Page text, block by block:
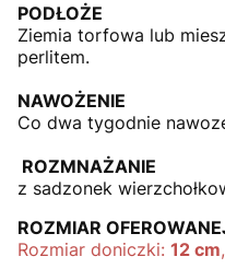
PODŁOŻE
Ziemia torfowa lub
perlitem.
NAWOŻENIE
Co dwa tygodnie
ROZMNAŻANIE
z sadzonek
ROZMIAR
Rozmiar doniczki: 12 cm